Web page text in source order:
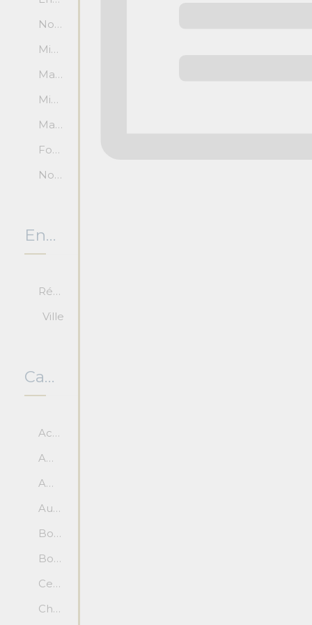
Nom de la salle
Min pers. assis
Max pers. assis
Min pers. debour
Max pers. debout
Forfaits
Nombre de photos
Endroit
Région
Ville
Caractéristiques
Accès pour personne à mobilité réduite
Aménagement paysager
Amphithéâtre
Auditorium
Bord de l'eau
Borne de recharge électrique
Centre ville (ou près)
Chapelle